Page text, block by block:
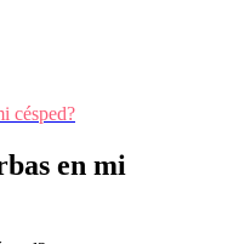
césped?
en mi